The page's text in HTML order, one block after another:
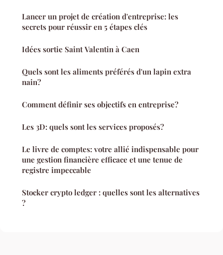
Lancer un projet de création d'entreprise: les
secrets pour réussir en 5 étapes clés
Idées sortie Saint Valentin à Caen
Quels sont les aliments préférés d'un lapin extra
nain?
Comment définir ses objectifs en entreprise?
Les 3D: quels sont les services proposés?
Le livre de comptes: votre allié indispensable pour
une gestion financière efficace et une tenue de
registre impeccable
Stocker crypto ledger : quelles sont les alternatives
?